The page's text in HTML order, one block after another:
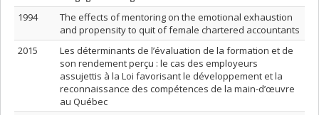
1994
The effects of mentoring on the emotional exhaustion
and propensity to quit of female chartered accountants
2015
Les déterminants de l’évaluation de la formation et de
son rendement perçu : le cas des employeurs
assujettis à la Loi favorisant le développement et la
reconnaissance des compétences de la main-d’œuvre
au Québec